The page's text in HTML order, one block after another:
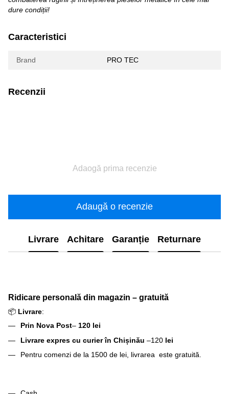
dure condiții!
Caracteristici
Brand PRO TEC
Recenzii
Adaogă prima recenzie
Adaugă o recenzie
Livrare Achitare Garanție Returnare
Ridicare personală din magazin – gratuită
📦 Livrare:
Prin Nova Post– 120 lei
Livrare expres cu curier în Chișinău –120 lei
Pentru comenzi de la 1500 de lei, livrarea este gratuită.